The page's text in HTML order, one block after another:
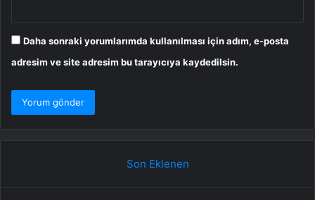
Daha sonraki yorumlarımda kullanılması için adım, e-posta
adresim ve site adresim bu tarayıcıya kaydedilsin.
Son Eklenen